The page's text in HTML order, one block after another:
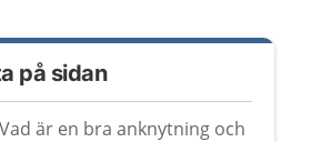
på sidan
Vad är en bra anknytning och